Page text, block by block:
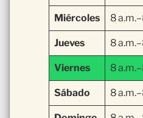
Miércoles 8
Jueves 8
Viernes 8
Sábado 8